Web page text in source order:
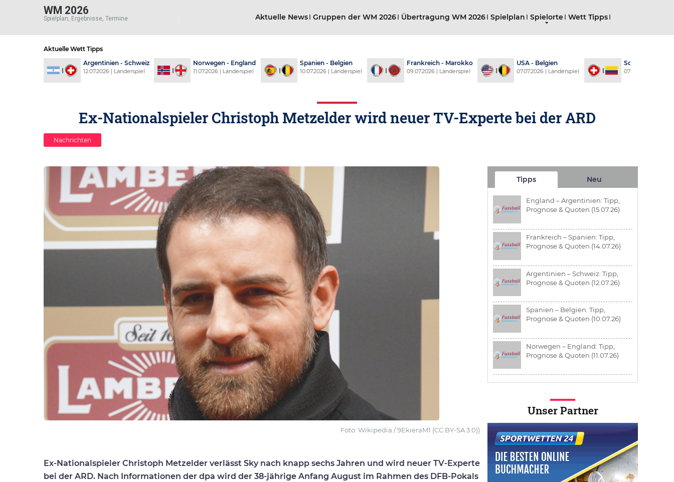
WM 2026
Spielplan, Ergebnisse, Termine Aktuelle News Gruppen der WM 2026 Übertragung WM 2026 Spielplan Spielorte Wett Tipps
Aktuelle Wett Tipps
Argentinien - Schweiz
12.07.2026 | Länderspiel
Norwegen - England
11.07.2026 | Länderspiel
Spanien - Belgien
10.07.2026 | Länderspiel
Frankreich - Marokko
09.07.2026 | Länderspiel
USA - Belgien
07.07.2026 | Länderspiel
Schweiz -
07.07.2026 |
Ex-Nationalspieler Christoph Metzelder wird neuer TV-Experte bei der ARD
Nachrichten
Foto: Wikipedia / 9EkieraM1 (CC BY-SA 3.0))
Ex-Nationalspieler Christoph Metzelder verlässt Sky nach knapp sechs Jahren und wird neuer TV-Experte
bei der ARD. Nach Informationen der dpa wird der 38-jährige Anfang August im Rahmen des DFB-Pokals
Tipps Neu
England – Argentinien: Tipp,
Prognose & Quoten (15.07.26)
Frankreich – Spanien: Tipp,
Prognose & Quoten (14.07.26)
Argentinien – Schweiz: Tipp,
Prognose & Quoten (12.07.26)
Spanien – Belgien: Tipp,
Prognose & Quoten (10.07.26)
Norwegen – England: Tipp,
Prognose & Quoten (11.07.26)
Unser Partner